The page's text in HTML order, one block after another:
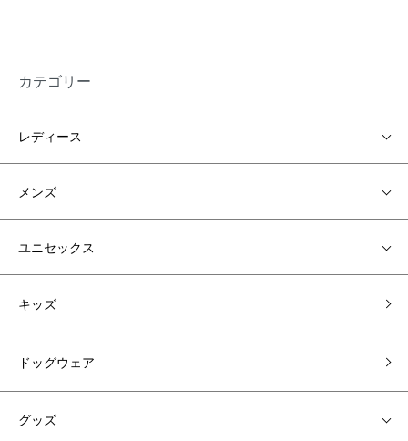
カテゴリー
レディース
メンズ
ユニセックス
キッズ
ドッグウェア
グッズ